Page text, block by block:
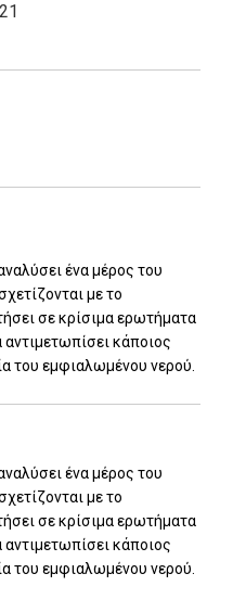
ένα μέρος του
με το
σε κρίσιμα ερωτήματα
κάποιος
του εμφιαλωμένου νερού.
ένα μέρος του
με το
σε κρίσιμα ερωτήματα
κάποιος
του εμφιαλωμένου νερού.